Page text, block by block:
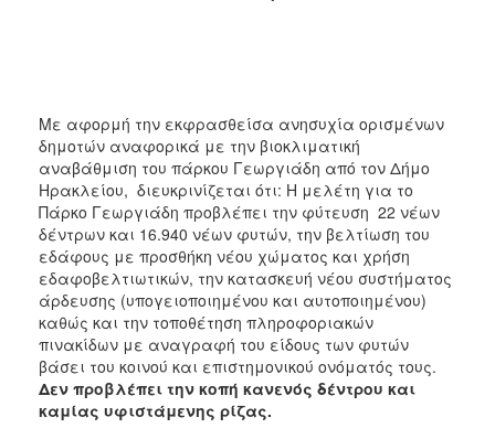
2012
2011
2010
2006
ΤΟΠΟΣ
ΠΟΛΙΤΙΣΜΟΣ
Με αφορμή την εκφρασθείσα ανησυχία ορισμένων
δημοτών αναφορικά με την βιοκλιματική
αναβάθμιση του πάρκου Γεωργιάδη από τον Δήμο
Ηρακλείου, διευκρινίζεται ότι: Η μελέτη για το
Πάρκο Γεωργιάδη προβλέπει την φύτευση 22 νέων
δέντρων και 16.940 νέων φυτών, την βελτίωση του
εδάφους με προσθήκη νέου χώματος και χρήση
εδαφοβελτιωτικών, την κατασκευή νέου συστήματος
άρδευσης (υπογειοποιημένου και αυτοποιημένου)
καθώς και την τοποθέτηση πληροφοριακών
πινακίδων με αναγραφή του είδους των φυτών
βάσει του κοινού και επιστημονικού ονόματός τους.
Δεν προβλέπει την κοπή κανενός δέντρου και
καμίας υφιστάμενης ρίζας.